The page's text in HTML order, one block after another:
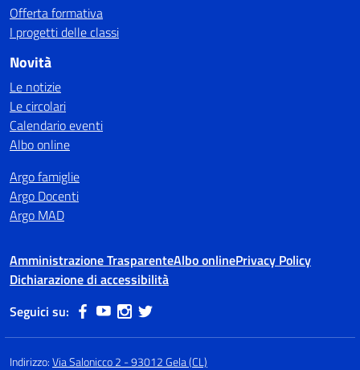
Offerta formativa
I progetti delle classi
Novità
Le notizie
Le circolari
Calendario eventi
Albo online
Argo famiglie
Argo Docenti
Argo MAD
Amministrazione TrasparenteAlbo onlinePrivacy Policy
Dichiarazione di accessibilità
Seguici su:
Indirizzo:Via Salonicco 2 - 93012 Gela (CL)